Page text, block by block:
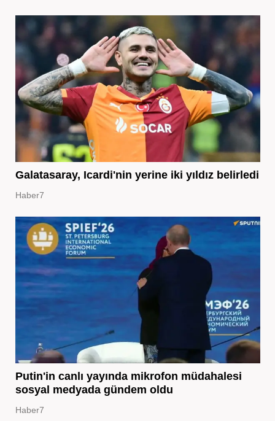
Galatasaray, Icardi'nin yerine iki yıldız belirledi
Haber7
Putin'in canlı yayında mikrofon müdahalesi
sosyal medyada gündem oldu
Haber7